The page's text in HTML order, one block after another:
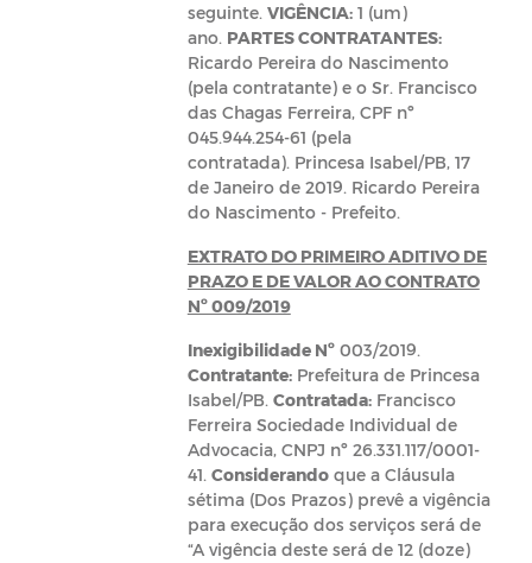
seguinte. VIGÊNCIA:1 (um)
ano. PARTES CONTRATANTES:
Ricardo Pereira do Nascimento
(pela contratante) e o Sr. Francisco
das Chagas Ferreira, CPF nº
045.944.254-61 (pela
contratada). Princesa Isabel/PB, 17
de Janeiro de 2019. Ricardo Pereira
do Nascimento - Prefeito.
EXTRATO DO PRIMEIRO ADITIVO DE
PRAZO E DE VALOR AO CONTRATO
Nº 009/2019
Inexigibilidade Nº003/2019.
Contratante:Prefeitura de Princesa
Isabel/PB. Contratada:Francisco
Ferreira Sociedade Individual de
Advocacia, CNPJ nº 26.331.117/0001-
41. Considerandoque a Cláusula
sétima (Dos Prazos) prevê a vigência
para execução dos serviços será de
“A vigência deste será de 12 (doze)